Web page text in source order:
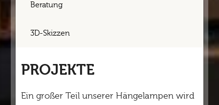
Beratung
3D-Skizzen
PROJEKTE
Ein großer Teil unserer Hängelampen wird